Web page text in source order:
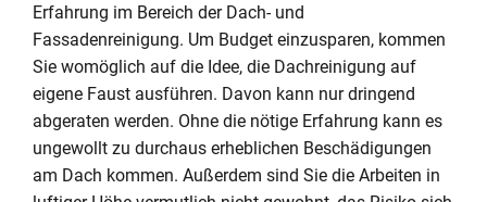
Erfahrung im Bereich der Dach- und
Fassadenreinigung. Um Budget einzusparen, kommen
Sie womöglich auf die Idee, die Dachreinigung auf
eigene Faust ausführen. Davon kann nur dringend
abgeraten werden. Ohne die nötige Erfahrung kann es
ungewollt zu durchaus erheblichen Beschädigungen
am Dach kommen. Außerdem sind Sie die Arbeiten in